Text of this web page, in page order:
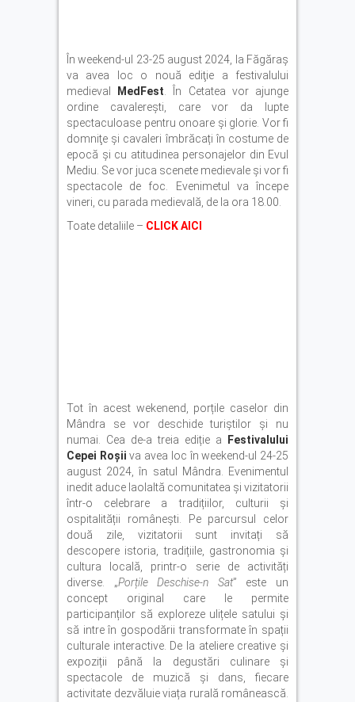
În weekend-ul 23-25 august 2024, la Făgăraş
va avea loc o nouă ediţie a festivalului
medieval
MedFest . În Cetatea vor ajunge
ordine cavalereşti, care vor da lupte
spectaculoase pentru onoare și glorie. Vor fi
domniţe şi cavaleri îmbrăcați în costume de
epocă și cu atitudinea personajelor din Evul
Mediu. Se vor juca scenete medievale şi vor fi
spectacole de foc. Evenimetul va începe
vineri, cu parada medievală, de la ora 18.00.
Toate detaliile – CLICK AICI
Tot în acest wekenend, porțile caselor din
Mândra se vor deschide turiștilor și nu
numai. Cea de-a treia ediție a
Festivalului
Cepei Roșii va avea loc în weekend-ul 24-25
august 2024, în satul Mândra. Evenimentul
inedit aduce laolaltă comunitatea și vizitatorii
într-o celebrare a tradițiilor, culturii și
ospitalității românești. Pe parcursul celor
două zile, vizitatorii sunt invitați să
descopere istoria, tradițiile, gastronomia și
cultura locală, printr-o serie de activități
diverse. „Porțile Deschise-n Sat” este un
concept original care le permite
participanților să exploreze ulițele satului și
să intre în gospodării transformate în spații
culturale interactive. De la ateliere creative și
expoziții până la degustări culinare și
spectacole de muzică și dans, fiecare
activitate dezvăluie viața rurală românească.